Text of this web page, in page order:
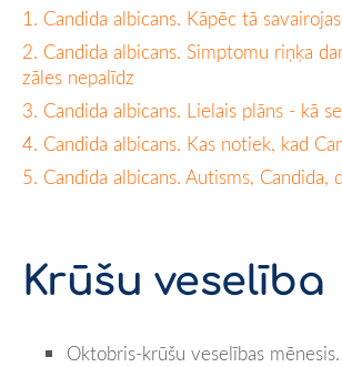
1. Candida albicans. Kāpēc tā savairojas
2. Candida albicans. Simptomu riņķa
zāles nepalīdz
3. Candida albicans. Lielais plāns - kā
4. Candida albicans. Kas notiek, kad
5. Candida albicans. Autisms, Candida,
Krūšu veselība
Oktobris-krūšu veselības